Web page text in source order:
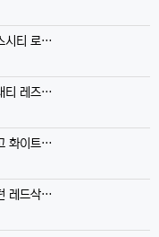
시티 로…
티 레즈…
화이트…
레드삭…